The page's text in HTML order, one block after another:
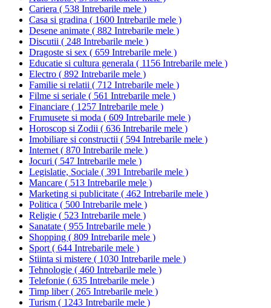
Cariera ( 538 Intrebarile mele )
Casa si gradina ( 1600 Intrebarile mele )
Desene animate ( 882 Intrebarile mele )
Discutii ( 248 Intrebarile mele )
Dragoste si sex ( 659 Intrebarile mele )
Educatie si cultura generala ( 1156 Intrebarile mele )
Electro ( 892 Intrebarile mele )
Familie si relatii ( 712 Intrebarile mele )
Filme si seriale ( 561 Intrebarile mele )
Financiare ( 1257 Intrebarile mele )
Frumusete si moda ( 609 Intrebarile mele )
Horoscop si Zodii ( 636 Intrebarile mele )
Imobiliare si constructii ( 594 Intrebarile mele )
Internet ( 870 Intrebarile mele )
Jocuri ( 547 Intrebarile mele )
Legislatie, Sociale ( 391 Intrebarile mele )
Mancare ( 513 Intrebarile mele )
Marketing si publicitate ( 462 Intrebarile mele )
Politica ( 500 Intrebarile mele )
Religie ( 523 Intrebarile mele )
Sanatate ( 955 Intrebarile mele )
Shopping ( 809 Intrebarile mele )
Sport ( 644 Intrebarile mele )
Stiinta si mistere ( 1030 Intrebarile mele )
Tehnologie ( 460 Intrebarile mele )
Telefonie ( 635 Intrebarile mele )
Timp liber( 265 Intrebarile mele )
Turism ( 1243 Intrebarile mele )